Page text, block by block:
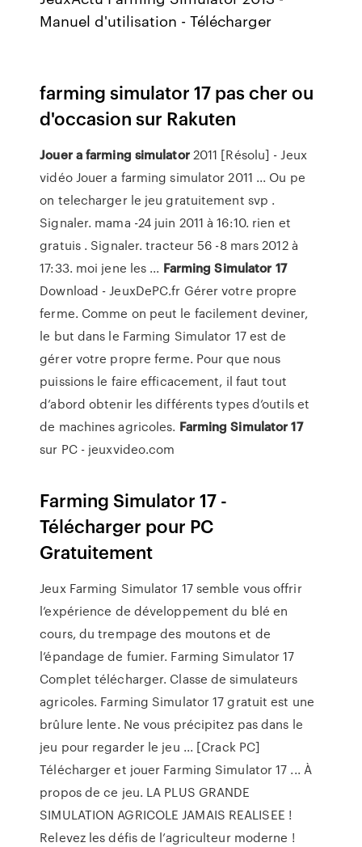
Manuel d'utilisation - Télécharger
farming simulator 17 pas cher ou
d'occasion sur Rakuten
Jouer a farming simulator2011 [Résolu] - Jeux
vidéo Jouer a farming simulator 2011 ... Ou pe
on telecharger le jeu gratuitement svp .
Signaler. mama -24 juin 2011 à 16:10. rien et
gratuis . Signaler. tracteur 56 -8 mars 2012 à
17:33. moi jene les ... Farming Simulator 17
Download - JeuxDePC.fr Gérer votre propre
ferme. Comme on peut le facilement deviner,
le but dans le Farming Simulator 17 est de
gérer votre propre ferme. Pour que nous
puissions le faire efficacement, il faut tout
d’abord obtenir les différents types d’outils et
de machines agricoles. Farming Simulator 17
sur PC - jeuxvideo.com
Farming Simulator 17 -
Télécharger pour PC
Gratuitement
Jeux Farming Simulator 17 semble vous offrir
l’expérience de développement du blé en
cours, du trempage des moutons et de
l’épandage de fumier. Farming Simulator 17
Complet télécharger. Classe de simulateurs
agricoles. Farming Simulator 17 gratuit est une
brûlure lente. Ne vous précipitez pas dans le
jeu pour regarder le jeu ... [Crack PC]
Télécharger et jouer Farming Simulator 17 ... À
propos de ce jeu. LA PLUS GRANDE
SIMULATION AGRICOLE JAMAIS REALISEE !
Relevez les défis de l’agriculteur moderne !